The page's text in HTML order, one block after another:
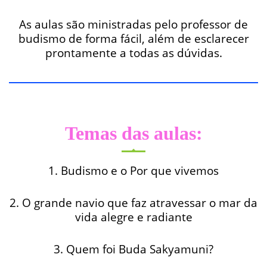
As aulas são ministradas pelo professor de
budismo de forma fácil, além de esclarecer
prontamente a todas as dúvidas.
Temas das aulas:
1. Budismo e o Por que vivemos
2. O grande navio que faz atravessar o mar da
vida alegre e radiante
3. Quem foi Buda Sakyamuni?